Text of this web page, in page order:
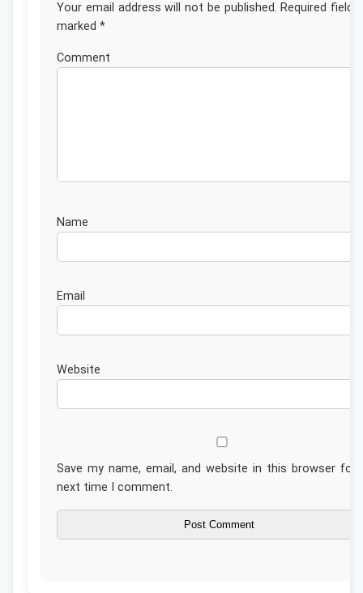
Your email address will not be published. Required fields
marked *
Website
Save my name, email, and website in this browser for
next time I comment.